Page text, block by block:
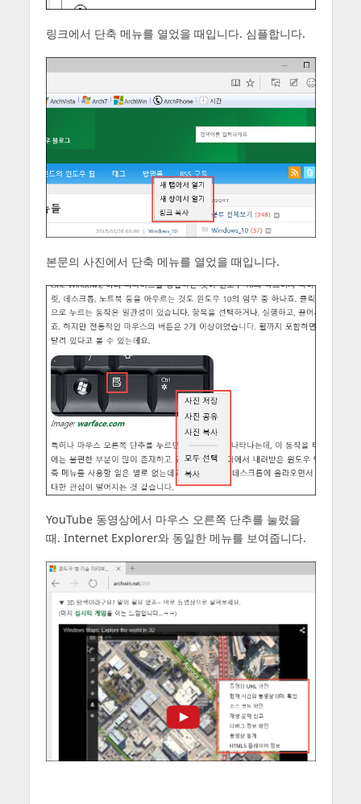
링크에서 단축 메뉴를 열었을 때입니다. 심플합니다.
본문의 사진에서 단축 메뉴를 열었을 때입니다.
YouTube 동영상에서 마우스 오른쪽 단추를 눌렀을
때. Internet Explorer와 동일한 메뉴를 보여줍니다.